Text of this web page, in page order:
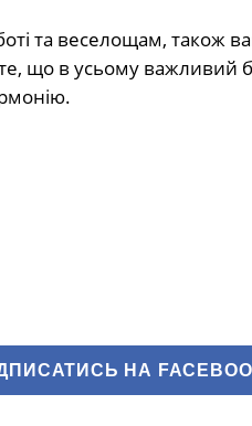
та веселощам, також
що в усьому важливий
НА